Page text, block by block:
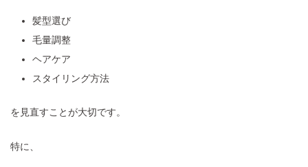
髪型選び
毛量調整
ヘアケア
スタイリング方法
を見直すことが大切です。
特に、